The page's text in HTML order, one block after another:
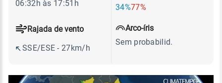
34%77%
Rajada de vento
SSE/ESE - 27km/h
06:32h às 17:51h
Arco-íris
Sem probabilid.